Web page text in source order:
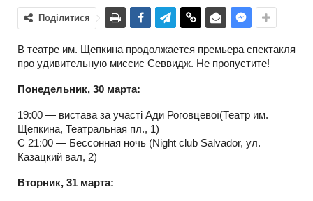
Поділитися
В театре им. Щепкина продолжается премьера спектакля
про удивительную миссис Севвидж. Не пропустите!
Понедельник, 30 марта:
19:00 — вистава за участі Ади Роговцевої(Театр им.
Щепкина, Театральная пл., 1)
С 21:00 — Бессонная ночь (Night club Salvador, ул.
Казацкий вал, 2)
Вторник, 31 марта: